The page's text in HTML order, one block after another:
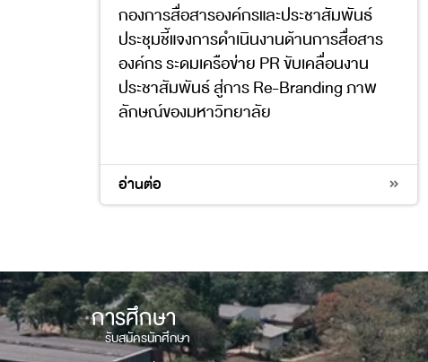
กองการสื่อสารองค์กรและประชาสัมพันธ์
ประชุมชี้แจงการดำเนินงานด้านการสื่อสาร
องค์กร ระดมเครือข่าย PR ขับเคลื่อนงาน
ประชาสัมพันธ์ สู่การ Re-Branding ภาพ
ลักษณ์ของมหาวิทยาลัย
อ่านต่อ
การศึกษา
รับสมัครนักศึกษา